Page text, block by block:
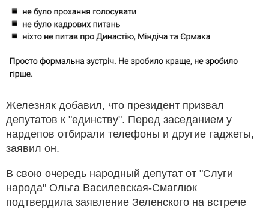
Железняк добавил, что президент призвал
депутатов к "единству". Перед заседанием у
нардепов отбирали телефоны и другие гаджеты,
заявил он.
В свою очередь народный депутат от "Слуги
народа" Ольга Василевская-Смаглюк
подтвердила заявление Зеленского на встрече